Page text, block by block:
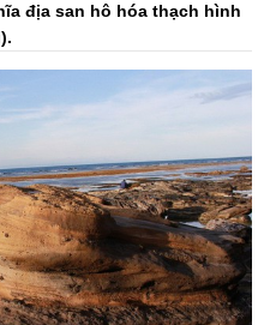
địa san hô hóa thạch hình